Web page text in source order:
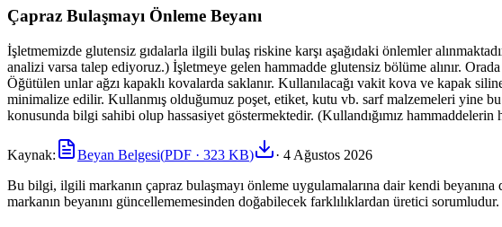
Çapraz Bulaşmayı Önleme Beyanı
İşletmemizde glutensiz gıdalarla ilgili bulaş riskine karşı aşağıdaki önlemler
analizi varsa talep ediyoruz.) İşletmeye gelen hammadde glutensiz bölüme alınır.
Öğütülen unlar ağzı kapaklı kovalarda saklanır. Kullanılacağı vakit kova ve kapak
minimalize edilir. Kullanmış olduğumuz poşet, etiket, kutu vb. sarf malzemeleri yine
konusunda bilgi sahibi olup hassasiyet göstermektedir. (Kullandığımız
Kaynak: Beyan Belgesi(PDF · 323 KB) · 4 Ağustos 2026
Bu bilgi, ilgili markanın çapraz bulaşmayı önleme uygulamalarına dair kendi beyanına
markanın beyanını güncellememesinden doğabilecek farklılıklardan üretici sorumludur.